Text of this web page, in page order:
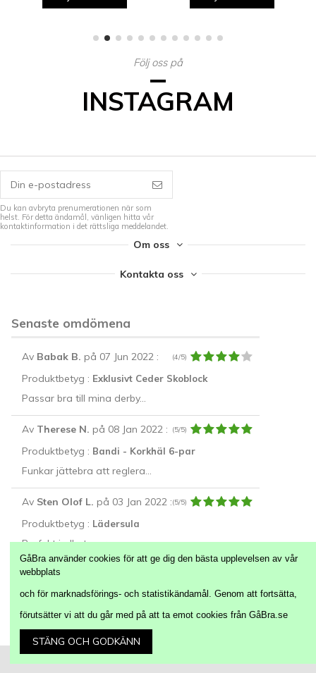
Följ oss på
INSTAGRAM
Du kan avbryta prenumerationen när som
helst. För detta ändamål, vänligen hitta vår
kontaktinformation i det rättsliga meddelandet.
Om oss
Kontakta oss
Senaste omdömena
Av Babak B. på 07 Jun 2022: (4/5)
Produktbetyg : Exklusivt Ceder Skoblock
Passar bra till mina derby...
Av Therese N. på 08 Jan 2022: (5/5)
Produktbetyg : Bandi - Korkhäl 6-par
Funkar jättebra att reglera...
Av Sten Olof L. på 03 Jan 2022:(5/5)
Produktbetyg : Lädersula
Perfekt i alla typer av...
Följ oss på:
GåBra använder cookies för att ge dig den bästa upplevelsen av vår
webbplats
och för marknadsförings- och statistikändamål. Genom att fortsätta,
förutsätter vi att du går med på att ta emot cookies från GåBra.se
STÄNG OCH GODKÄNN